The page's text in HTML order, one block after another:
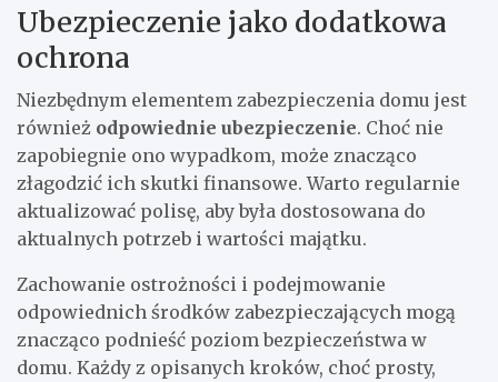
Ubezpieczenie jako dodatkowa
ochrona
Niezbędnym elementem zabezpieczenia domu jest
również odpowiednie ubezpieczenie. Choć nie
zapobiegnie ono wypadkom, może znacząco
złagodzić ich skutki finansowe. Warto regularnie
aktualizować polisę, aby była dostosowana do
aktualnych potrzeb i wartości majątku.
Zachowanie ostrożności i podejmowanie
odpowiednich środków zabezpieczających mogą
znacząco podnieść poziom bezpieczeństwa w
domu. Każdy z opisanych kroków, choć prosty,